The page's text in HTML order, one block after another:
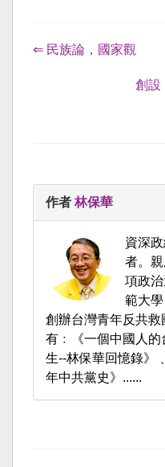
⇐ 民族論，國家觀
創設
作者 林保華
資深
者。
項政
範大
創辦台灣青年反共
有﹕《一個中國人的
生--林保華回憶錄》
年中共黨史》......